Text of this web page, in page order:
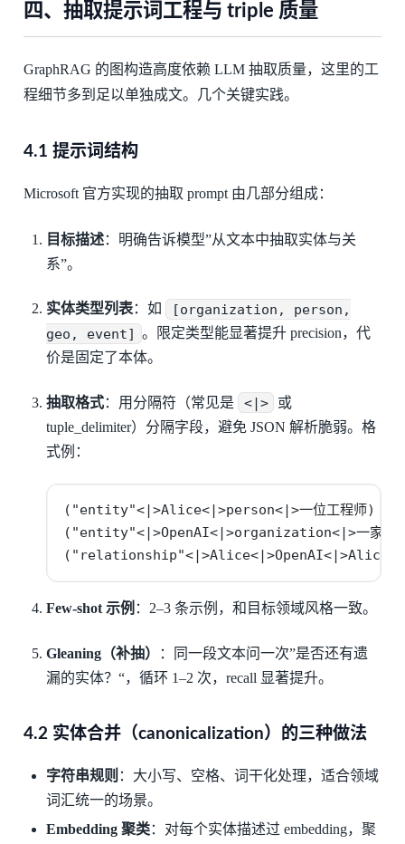
四、抽取提示词工程与 triple 质量
GraphRAG 的图构造高度依赖 LLM 抽取质量，这里的工
程细节多到足以单独成文。几个关键实践。
4.1 提示词结构
Microsoft 官方实现的抽取 prompt 由几部分组成：
目标描述：明确告诉模型”从文本中抽取实体与关
系”。
实体类型列表：如
[organization, person,
geo, event] 。限定类型能显著提升 precision，代
价是固定了本体。
抽取格式：用分隔符（常见是 <|>
或
tuple_delimiter）分隔字段，避免 JSON 解析脆弱。格
式例：
("entity"<|>Alice<|>person<|>一位工程师)
("entity"<|>OpenAI<|>organization<|>一家
("relationship"<|>Alice<|>OpenAI<|>Alice
Few-shot 示例 ：2–3 条示例，和目标领域风格一致。
Gleaning（补抽）
：同一段文本问一次”是否还有遗
漏的实体？“，循环 1–2 次，recall 显著提升。
4.2 实体合并（canonicalization）的三种做法
字符串规则 ：大小写、空格、词干化处理，适合领域
词汇统一的场景。
Embedding 聚类：对每个实体描述过 embedding，聚